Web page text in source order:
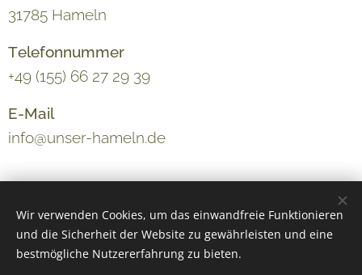
31785 Hameln
Telefonnummer
+49 (155) 66 27 29 39
E-Mail
info@unser-hameln.de
Wir verwenden Cookies, um das einwandfreie Funktionieren
und die Sicherheit der Website zu gewährleisten und eine
bestmögliche Nutzererfahrung zu bieten.